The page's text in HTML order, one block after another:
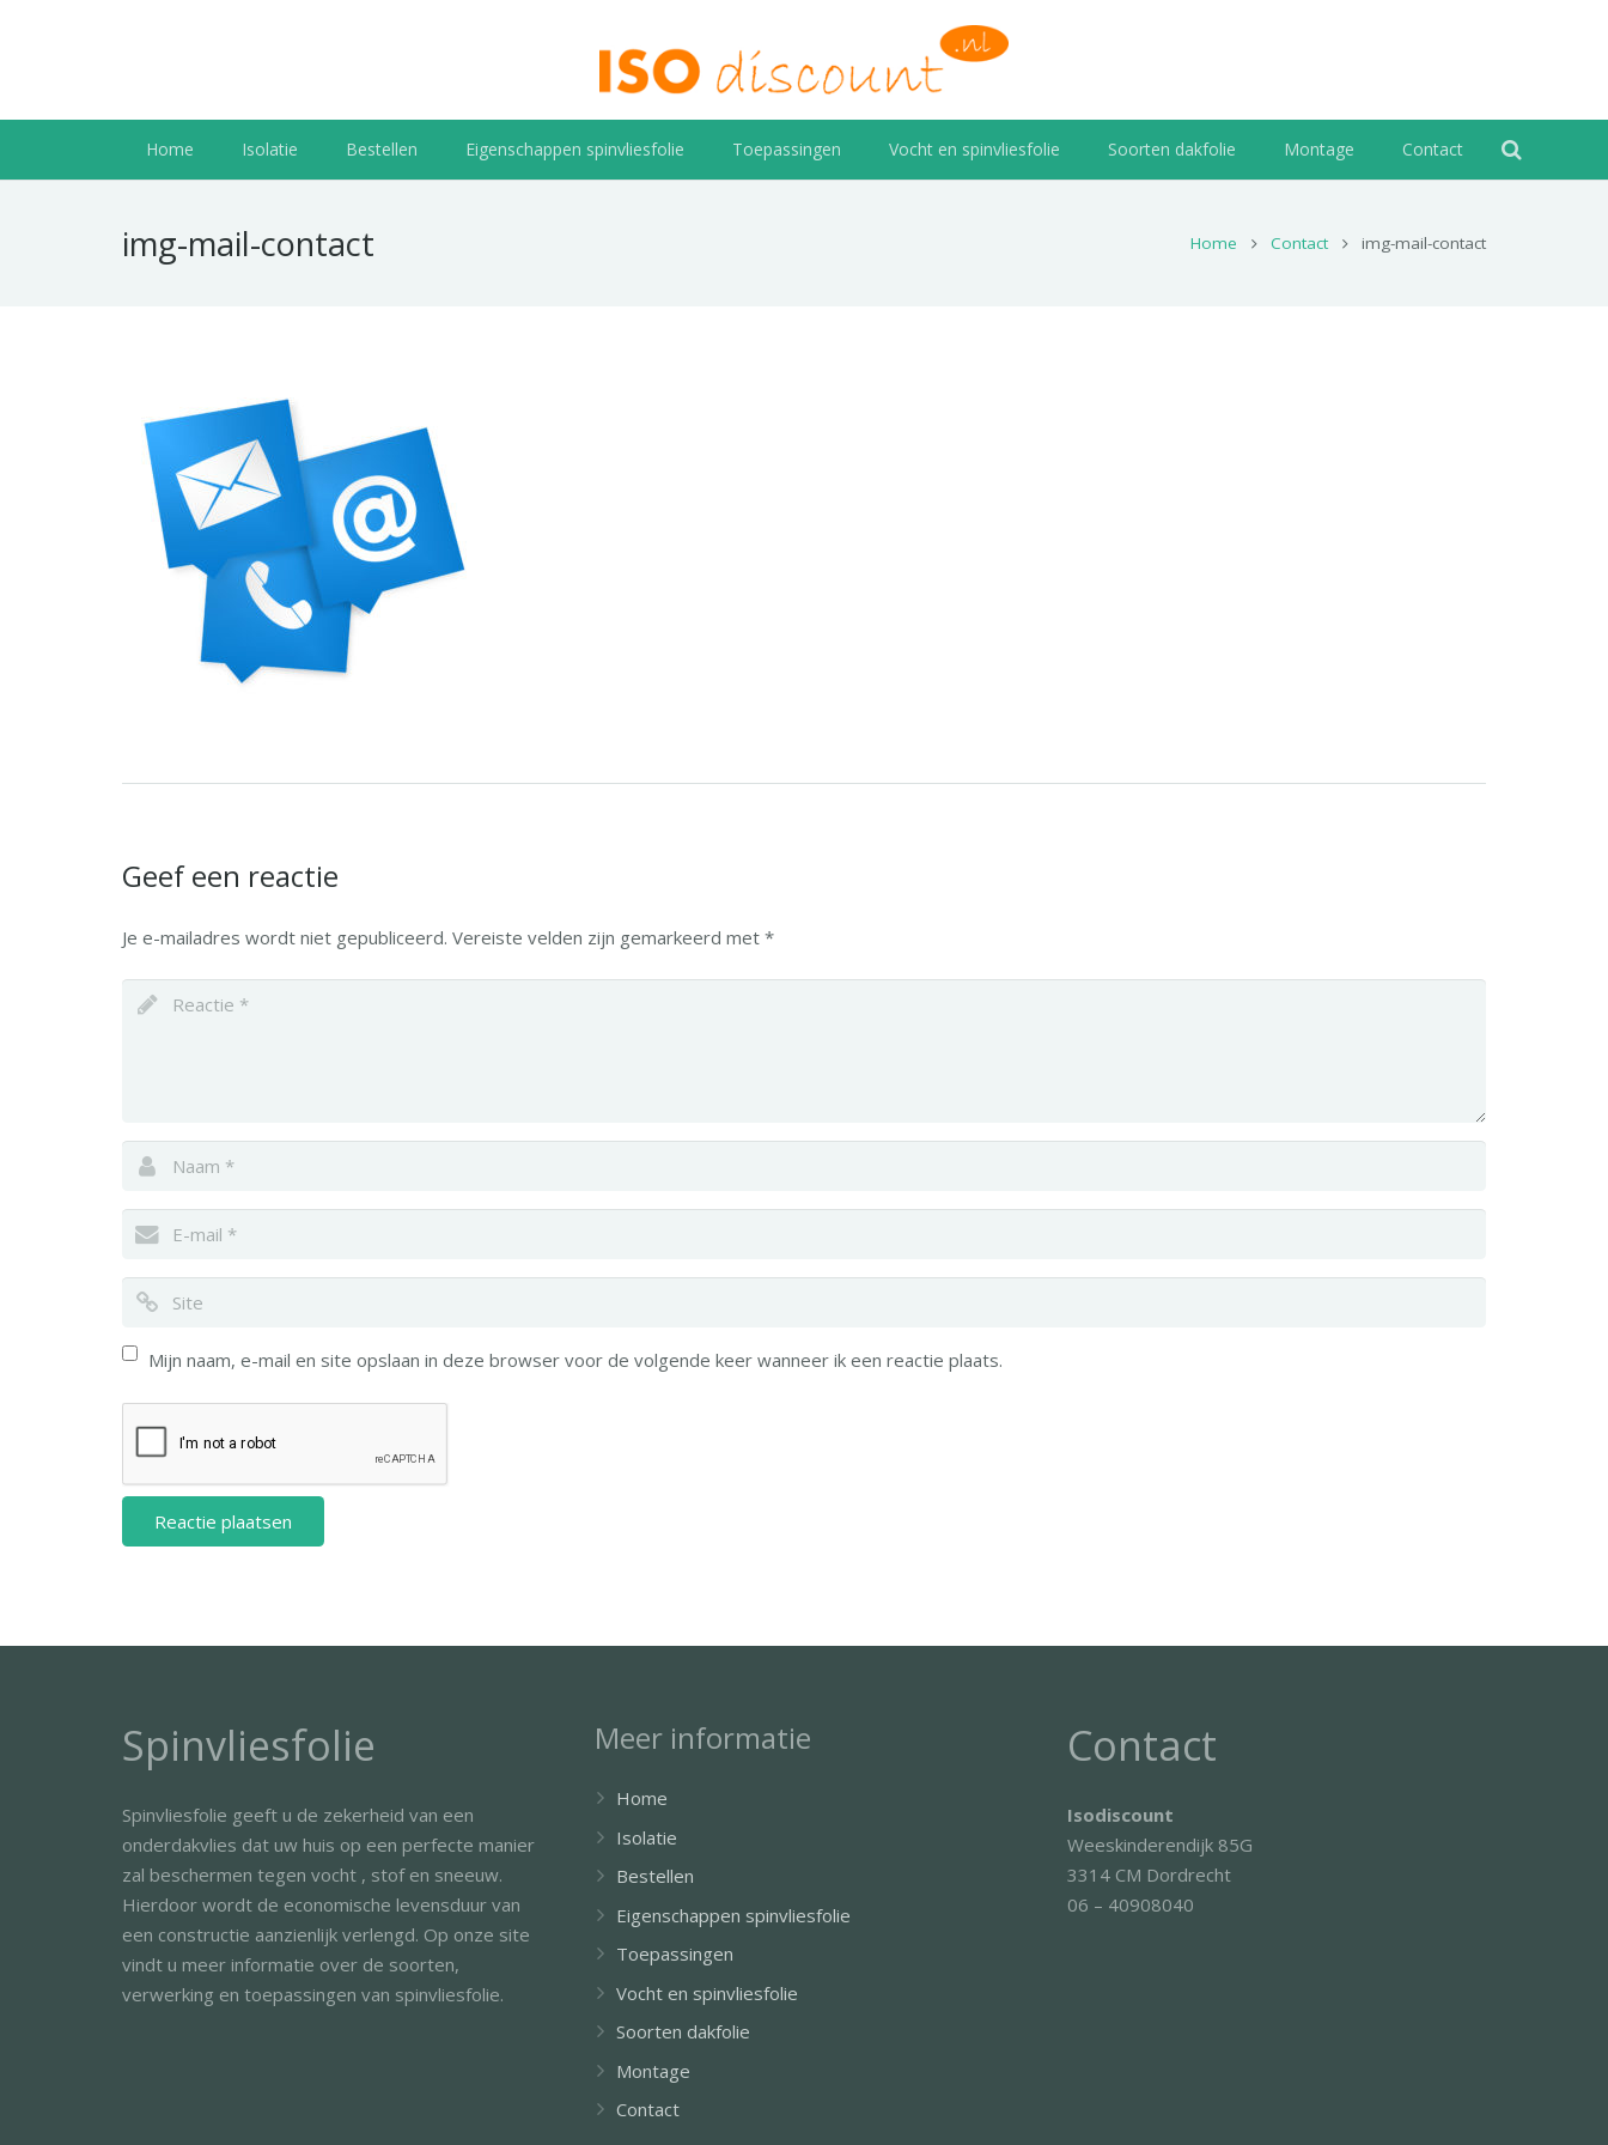
Home Isolatie Bestellen Eigenschappen spinvliesfolie Toepassingen Vocht en spinvliesfolie Soorten dakfolie Montage Contact
img-mail-contact Home Contact img-mail-contact
Geef een reactie
Je e-mailadres wordt niet gepubliceerd. Vereiste velden zijn gemarkeerd met *
Mijn naam, e-mail en site opslaan in deze browser voor de volgende keer wanneer ik een reactie plaats.
Spinvliesfolie
Spinvliesfolie geeft u de zekerheid van een
onderdakvlies dat uw huis op een perfecte manier
zal beschermen tegen vocht , stof en sneeuw.
Hierdoor wordt de economische levensduur van
een constructie aanzienlijk verlengd. Op onze site
vindt u meer informatie over de soorten,
verwerking en toepassingen van spinvliesfolie.
Meer informatie
Home
Isolatie
Bestellen
Eigenschappen spinvliesfolie
Toepassingen
Vocht en spinvliesfolie
Soorten dakfolie
Montage
Contact
Contact
Isodiscount
Weeskinderendijk 85G
3314 CM Dordrecht
06 – 40908040